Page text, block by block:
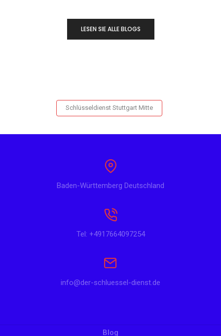
LESEN SIE ALLE BLOGS
Schlüsseldienst Stuttgart Mitte
Baden-Württemberg Deutschland
Tel: +4917664097254
info@der-schluessel-dienst.de
Blog